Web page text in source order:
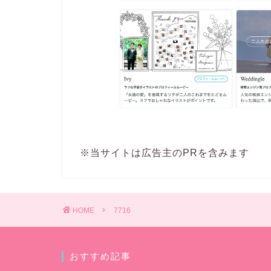
※当サイトは広告主のPRを含みます
HOME 7716
おすすめ記事